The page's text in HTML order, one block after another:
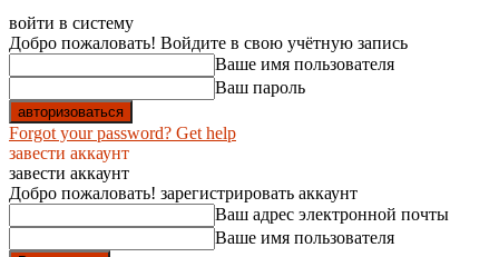
войти в систему
Добро пожаловать! Войдите в свою учётную запись
Ваше имя пользователя
Ваш пароль
Forgot your password? Get help
завести аккаунт
завести аккаунт
Добро пожаловать! зарегистрировать аккаунт
Ваш адрес электронной почты
Ваше имя пользователя